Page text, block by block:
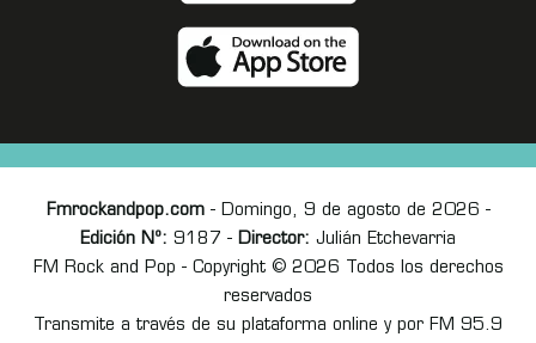
Fmrockandpop.com- Domingo, 9 de agosto de 2026 -
Edición Nº: 9187 - Director: Julián Etchevarria
FM Rock and Pop - Copyright © 2026 Todos los derechos
reservados
Transmite a través de su plataforma online y por FM 95.9